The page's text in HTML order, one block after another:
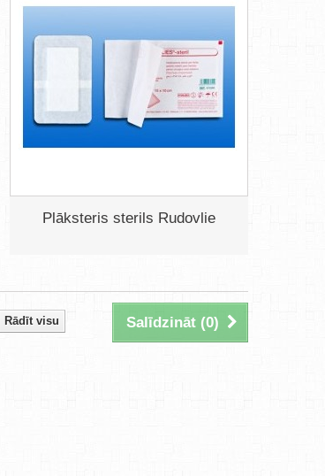
Plāksteris sterils Rudovlie
Salīdzināt (0)
Rādīt visu